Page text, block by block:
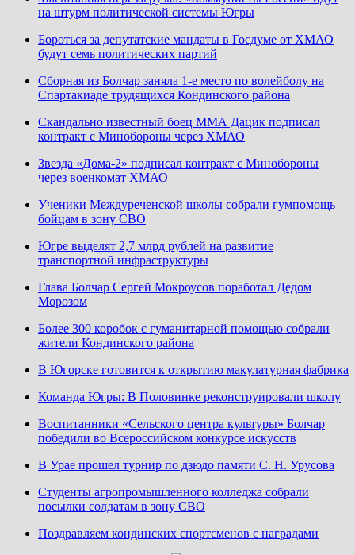
на штурм политической системы Югры
Бороться за депутатские мандаты в Госдуме от ХМАО
будут семь политических партий
Сборная из Болчар заняла 1-е место по волейболу на
Спартакиаде трудящихся Кондинского района
Скандально известный боец ММА Дацик подписал
контракт с Минобороны через ХМАО
Звезда «Дома-2» подписал контракт с Минобороны
через военкомат ХМАО
Ученики Междуреченской школы собрали гумпомощь
бойцам в зону СВО
Югре выделят 2,7 млрд рублей на развитие
транспортной инфраструктуры
Глава Болчар Сергей Мокроусов поработал Дедом
Морозом
Более 300 коробок с гуманитарной помощью собрали
жители Кондинского района
В Югорске готовится к открытию макулатурная фабрика
Команда Югры: В Половинке реконструировали школу
Воспитанники «Сельского центра культуры» Болчар
победили во Всероссийском конкурсе искусств
В Урае прошел турнир по дзюдо памяти С. Н. Урусова
Студенты агропромышленного колледжа собрали
посылки солдатам в зону СВО
Поздравляем кондинских спортсменов с наградами